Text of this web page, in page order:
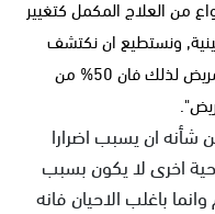
من العلاج المكمل كتغيير
ونستطيع ان نكتشف
هذه الامور كلها بالمحادثة الاولية مع المريض لذلك فان 50% من
ان يسبب اضرارا
اخرى لا يكون بسبب
باغلب الاحيان فانه